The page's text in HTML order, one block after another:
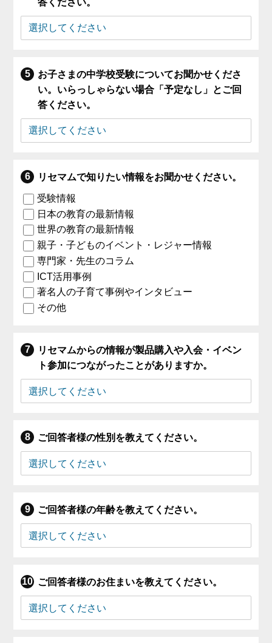
お子さまの中学校受験についてお聞かせくださ
い。いらっしゃらない場合「予定なし」とご回
答ください。
リセマムで知りたい情報をお聞かせください。
受験情報
日本の教育の最新情報
世界の教育の最新情報
親子・子どものイベント・レジャー情報
専門家・先生のコラム
ICT活用事例
著名人の子育て事例やインタビュー
その他
リセマムからの情報が製品購入や入会・イベン
ト参加につながったことがありますか。
ご回答者様の性別を教えてください。
ご回答者様の年齢を教えてください。
ご回答者様のお住まいを教えてください。